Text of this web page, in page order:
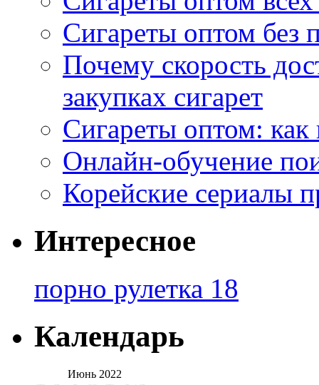
Сигареты оптом без
Почему скорость
закупках сигарет
Сигареты оптом:
Онлайн-обучение
Корейские сериалы
Интересное
порно рулетка 18
Календарь
Июнь 2022